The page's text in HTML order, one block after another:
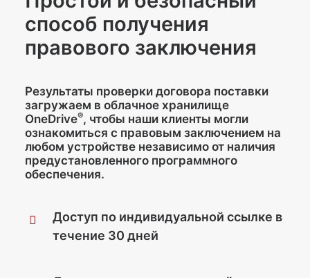
способ получения
правового заключения
Результаты проверки договора поставки
загружаем в облачное хранилище
OneDrive®, чтобы наши клиенты могли
ознакомиться с правовым заключением на
любом устройстве независимо от наличия
предустановленного программного
обеспечения.
Доступ по индивидуальной ссылке в
течение 30 дней